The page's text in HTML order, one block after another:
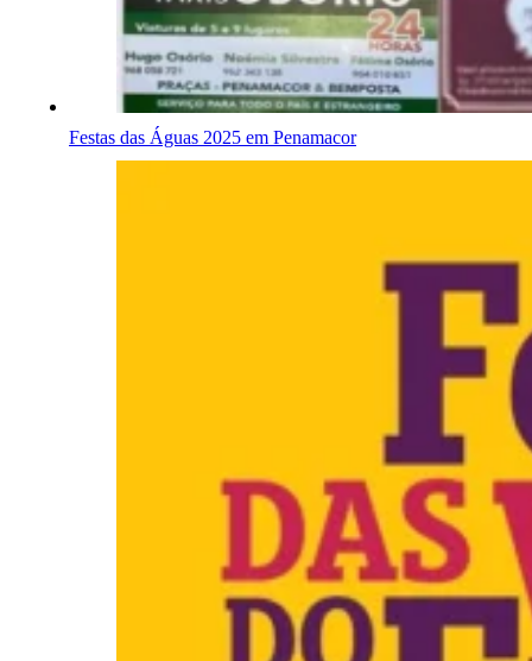
Festas das Águas 2025 em Penamacor